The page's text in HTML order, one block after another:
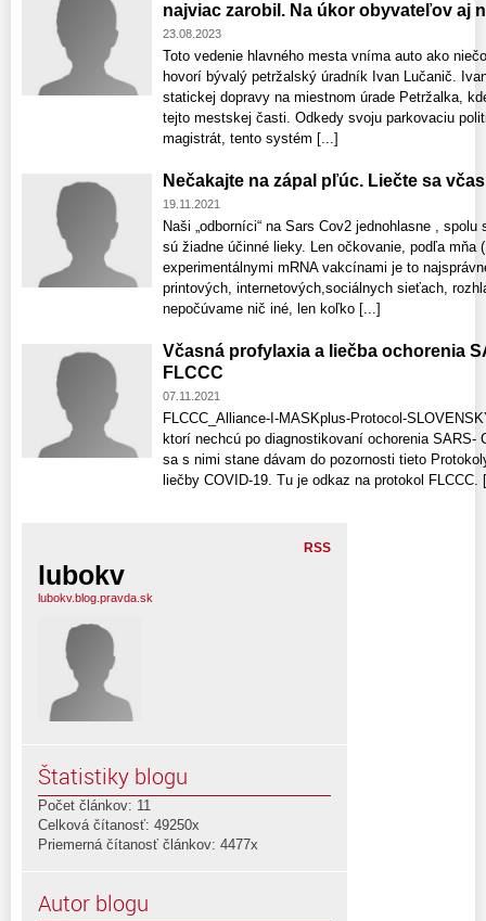
najviac zarobil. Na úkor obyvateľov aj
23.08.2023
Toto vedenie hlavného mesta vníma auto ako
hovorí bývalý petržalský úradník Ivan Lučanič.
statickej dopravy na miestnom úrade Petržalka,
tejto mestskej časti. Odkedy svoju parkovaciu
magistrát, tento systém [...]
Nečakajte na zápal pľúc. Liečte sa
19.11.2021
Naši „odborníci“ na Sars Cov2 jednohlasne ,
sú žiadne účinné lieky. Len očkovanie, podľa mňa
experimentálnymi mRNA vakcínami je to
printových, internetových,sociálnych sieťach,
nepočúvame nič iné, len koľko [...]
Včasná profylaxia a liečba ochorenia
FLCCC
07.11.2021
FLCCC_Alliance-I-MASKplus-Protocol-
ktorí nechcú po diagnostikovaní ochorenia SARS-
sa s nimi stane dávam do pozornosti tieto
liečby COVID-19. Tu je odkaz na protokol FLCCC.
RSS
lubokv
lubokv.blog.pravda.sk
Štatistiky blogu
Počet článkov: 11
Celková čítanosť: 49250x
Priemerná čítanosť článkov: 4477x
Autor blogu